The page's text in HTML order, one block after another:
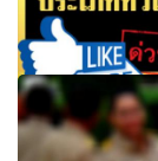
ข่าวการเปิดสอบ